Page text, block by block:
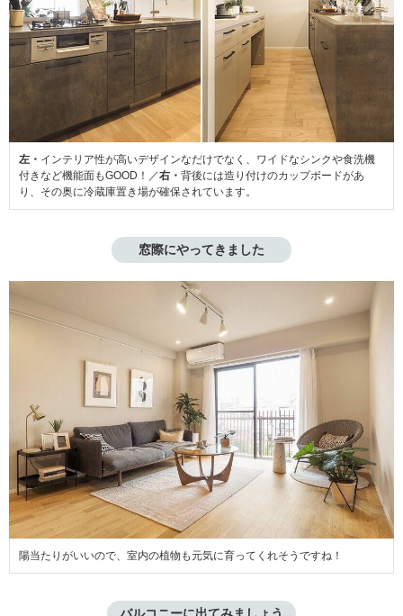
左・ インテリア性が高いデザインなだけでなく、ワイドなシンクや食洗機
付きなど機能面もGOOD！／右・ 背後には造り付けのカップボードがあ
り、その奥に冷蔵庫置き場が確保されています。
窓際にやってきました
陽当たりがいいので、室内の植物も元気に育ってくれそうですね！
バルコニーに出てみましょう